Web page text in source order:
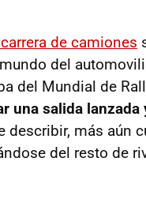
de camiones
del
del Mundial de
una salida
describir, más aún
del resto de